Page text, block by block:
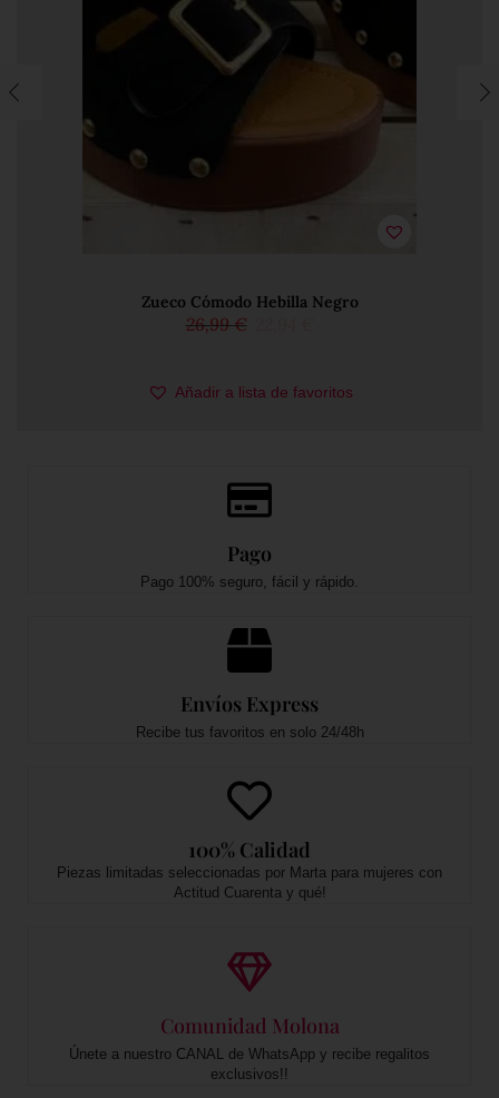
Zueco Cómodo Hebilla Negro
26,99€
Elige una opción
38
39
40
41
Añadir a lista de favoritos
Pago
Pago 100% seguro, fácil y rápido.
Envíos Express
Recibe tus favoritos en solo 24/48h
100% Calidad
Piezas limitadas seleccionadas por Marta para mujeres con
Actitud Cuarenta y qué!
Comunidad Molona
Únete a nuestro CANAL de WhatsApp y recibe regalitos
exclusivos!!